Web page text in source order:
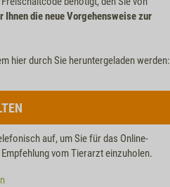
die neue Vorgehensweise zur
hier durch Sie heruntergeladen werden:
auf, um Sie für das Online-
vom Tierarzt einzuholen.